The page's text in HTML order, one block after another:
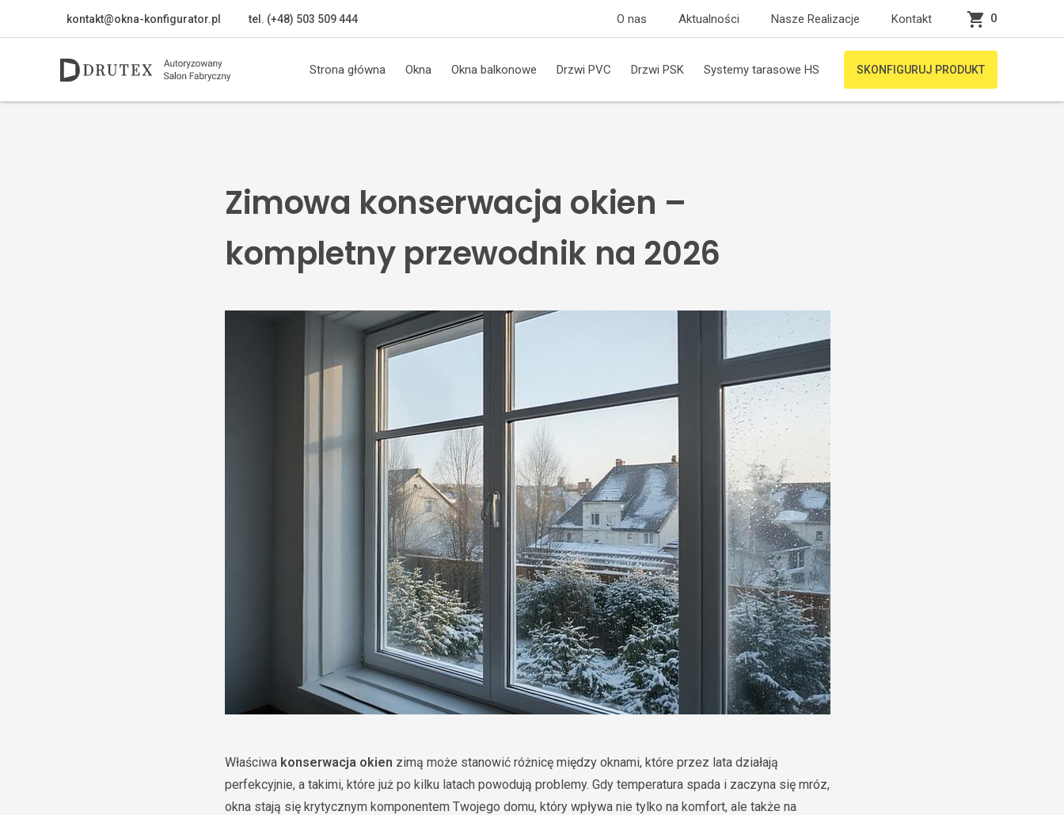
kontakt@okna-konfigurator.pl tel. (+48) 503 509 444 O nas Aktualności Nasze Realizacje Kontakt 0
Strona główna Okna Okna balkonowe Drzwi PVC Drzwi PSK Systemy tarasowe HS SKONFIGURUJ PRODUKT
Zimowa konserwacja okien –
kompletny przewodnik na 2026
Właściwa konserwacja okien zimą może stanowić różnicę między oknami, które przez lata działają
perfekcyjnie, a takimi, które już po kilku latach powodują problemy. Gdy temperatura spada i zaczyna się mróz,
okna stają się krytycznym komponentem Twojego domu, który wpływa nie tylko na komfort, ale także na